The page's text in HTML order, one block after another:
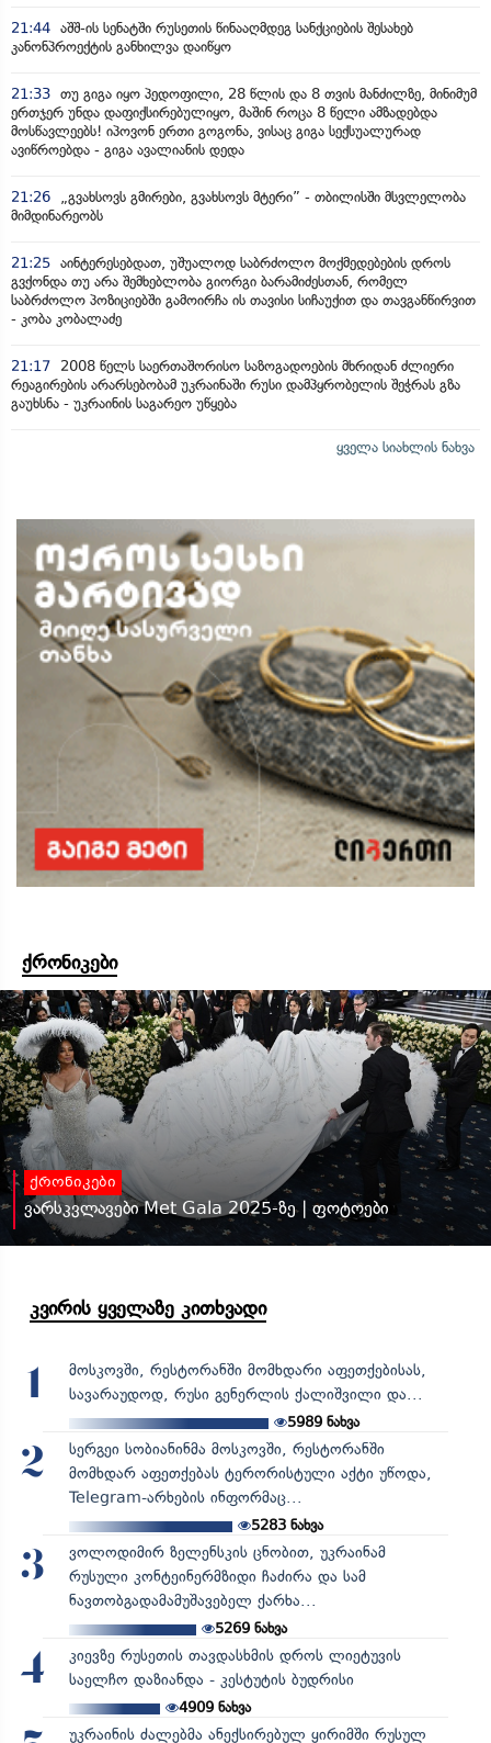
21:44 აშშ-ის სენატში რუსეთის წინააღმდეგ სანქციების შესახებ
კანონპროექტის განხილვა დაიწყო
21:33 თუ გიგა იყო პედოფილი, 28 წლის და 8 თვის მანძილზე, მინიმუმ
ერთჯერ უნდა დაფიქსირებულიყო, მაშინ როცა 8 წელი ამზადებდა
მოსწავლეებს! იპოვონ ერთი გოგონა, ვისაც გიგა სექსუალურად
ავიწროებდა - გიგა ავალიანის დედა
21:26
„გვახსოვს გმირები, გვახსოვს მტერი” - თბილისში მსვლელობა
მიმდინარეობს
21:25 აინტერესებდათ, უშუალოდ საბრძოლო მოქმედებების დროს
გვქონდა თუ არა შემხებლობა გიორგი ბარამიძესთან, რომელ
საბრძოლო პოზიციებში გამოირჩა ის თავისი სიჩაუქით და თავგანწირვით
- კობა კობალაძე
21:17
2008 წელს საერთაშორისო საზოგადოების მხრიდან ძლიერი
რეაგირების არარსებობამ უკრაინაში რუსი დამპყრობელის შეჭრას გზა
გაუხსნა - უკრაინის საგარეო უწყება
ყველა სიახლის ნახვა
ქრონიკები
ქრონიკები
ვარსკვლავები Met Gala 2025-ზე | ფოტოები
კვირის ყველაზე კითხვადი
1
მოსკოვში, რესტორანში მომხდარი აფეთქებისას,
სავარაუდოდ, რუსი გენერლის ქალიშვილი და...
5989 ნახვა
2
სერგეი სობიანინმა მოსკოვში, რესტორანში
მომხდარ აფეთქებას ტერორისტული აქტი უწოდა,
Telegram-არხების ინფორმაც...
5283ნახვა
3
ვოლოდიმირ ზელენსკის ცნობით, უკრაინამ
რუსული კონტეინერმზიდი ჩაძირა და სამ
ნავთობგადამამუშავებელ ქარხა...
5269ნახვა
4
კიევზე რუსეთის თავდასხმის დროს ლიეტუვის
საელჩო დაზიანდა - კესტუტის ბუდრისი
4909ნახვა
უკრაინის ძალებმა ანექსირებულ ყირიმში რუსულ